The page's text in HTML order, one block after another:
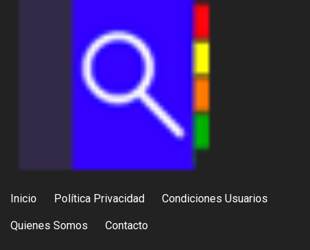
Inicio Política Privacidad Condiciones Usuarios
Quienes Somos Contacto